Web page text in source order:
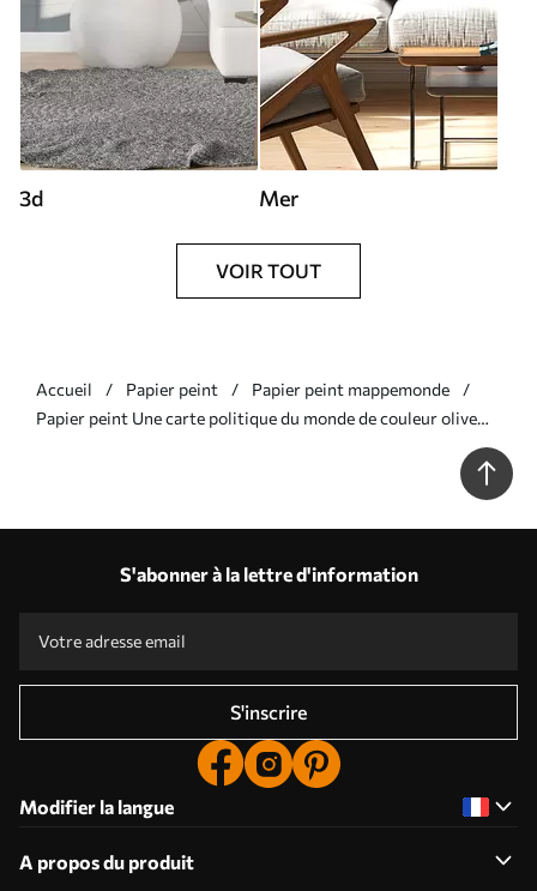
3d Mer
VOIR TOUT
Accueil Papier peint
Papier peint mappemonde
Papier peint Une carte politique du monde de couleur olive
S'abonner à la lettre d'information
S'inscrire
Modifier la langue
A propos du produit